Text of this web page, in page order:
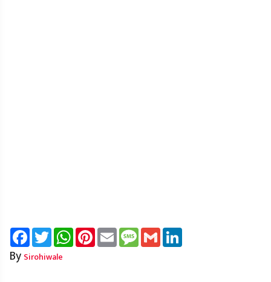
FacebookTwitterWhatsAppPinterest
Email Message
Gmail
By Sirohiwale